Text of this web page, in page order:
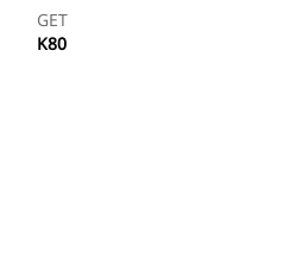
GET
K80